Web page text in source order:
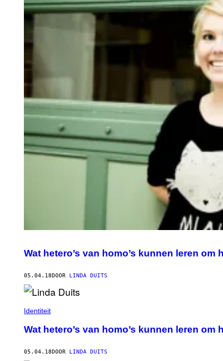
Wat hetero’s van homo’s kunnen leren
05.04.18DOOR LINDA DUITS
Identiteit
Wat hetero’s van homo’s kunnen leren
05.04.18DOOR LINDA DUITS